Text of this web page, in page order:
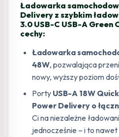
Ładowarka
Delivery z szybkim
3.0 USB-C USB-A Green
cechy:
Ładowarka
48W, pozwalająca
nowy, wyższy poziom
Porty USB-A 18W
Power Delivery o
Ci na niezależne
jednocześnie – i to